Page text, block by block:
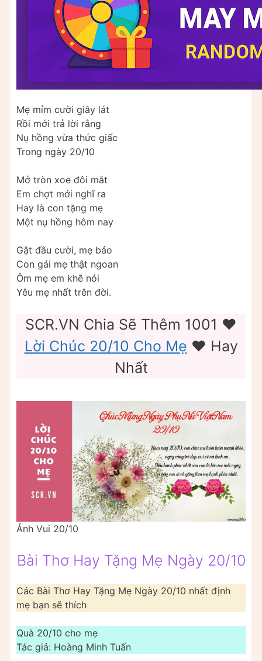
Mẹ mỉm cười giây lát
Rồi mới trả lời rằng
Nụ hồng vừa thức giấc
Trong ngày 20/10
Mở tròn xoe đôi mắt
Em chợt mới nghĩ ra
Hay là con tặng mẹ
Một nụ hồng hôm nay
Gật đầu cười, mẹ bảo
Con gái mẹ thật ngoan
Ôm mẹ em khẽ nói
Yêu mẹ nhất trên đời.
SCR.VN Chia Sẽ Thêm 1001 ❤️
Lời Chúc 20/10 Cho Mẹ ❤️ Hay
Nhất
Ảnh Vui 20/10
Bài Thơ Hay Tặng Mẹ Ngày 20/10
Các Bài Thơ Hay Tặng Mẹ Ngày 20/10 nhất định
mẹ bạn sẽ thích
Quà 20/10 cho mẹ
Tác giả: Hoàng Minh Tuấn